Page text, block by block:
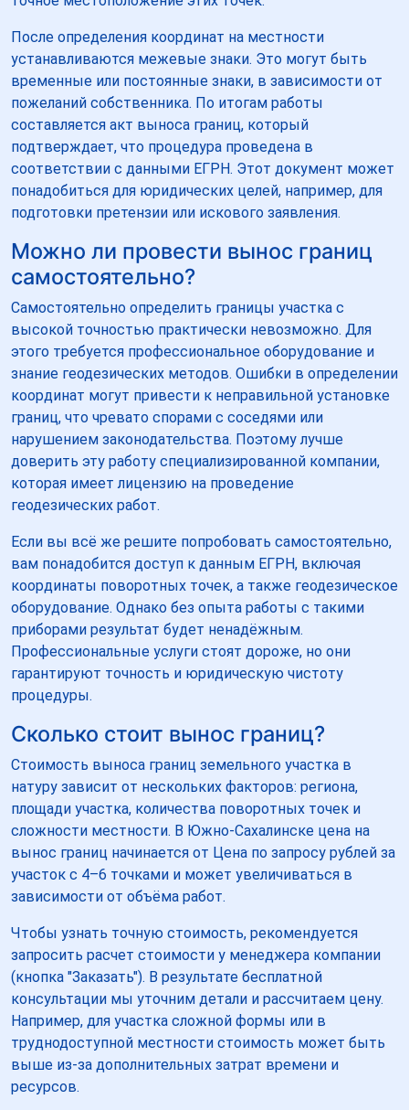
После определения координат на местности
устанавливаются межевые знаки. Это могут быть
временные или постоянные знаки, в зависимости от
пожеланий собственника. По итогам работы
составляется акт выноса границ, который
подтверждает, что процедура проведена в
соответствии с данными ЕГРН. Этот документ может
понадобиться для юридических целей, например, для
подготовки претензии или искового заявления.
Можно ли провести вынос границ
самостоятельно?
Самостоятельно определить границы участка с
высокой точностью практически невозможно. Для
этого требуется профессиональное оборудование и
знание геодезических методов. Ошибки в определении
координат могут привести к неправильной установке
границ, что чревато спорами с соседями или
нарушением законодательства. Поэтому лучше
доверить эту работу специализированной компании,
которая имеет лицензию на проведение
геодезических работ.
Если вы всё же решите попробовать самостоятельно,
вам понадобится доступ к данным ЕГРН, включая
координаты поворотных точек, а также геодезическое
оборудование. Однако без опыта работы с такими
приборами результат будет ненадёжным.
Профессиональные услуги стоят дороже, но они
гарантируют точность и юридическую чистоту
процедуры.
Сколько стоит вынос границ?
Стоимость выноса границ земельного участка в
натуру зависит от нескольких факторов: региона,
площади участка, количества поворотных точек и
сложности местности. В Южно-Сахалинске цена на
вынос границ начинается от Цена по запросу рублей за
участок с 4–6 точками и может увеличиваться в
зависимости от объёма работ.
Чтобы узнать точную стоимость, рекомендуется
запросить расчет стоимости у менеджера компании
(кнопка "Заказать"). В результате бесплатной
консультации мы уточним детали и рассчитаем цену.
Например, для участка сложной формы или в
труднодоступной местности стоимость может быть
выше из-за дополнительных затрат времени и
ресурсов.